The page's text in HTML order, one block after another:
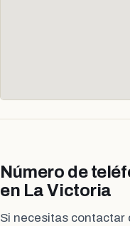
Número de
en La Victoria
Si necesitas contactar